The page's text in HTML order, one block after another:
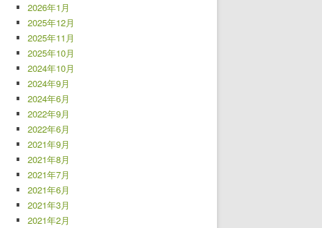
2026年1月
2025年12月
2025年11月
2025年10月
2024年10月
2024年9月
2024年6月
2022年9月
2022年6月
2021年9月
2021年8月
2021年7月
2021年6月
2021年3月
2021年2月